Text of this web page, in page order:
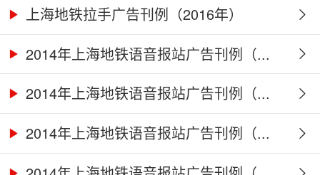
上海地铁拉手广告刊例（2016年）
2014年上海地铁语音报站广告刊例（...
2014年上海地铁语音报站广告刊例（...
2014年上海地铁语音报站广告刊例（...